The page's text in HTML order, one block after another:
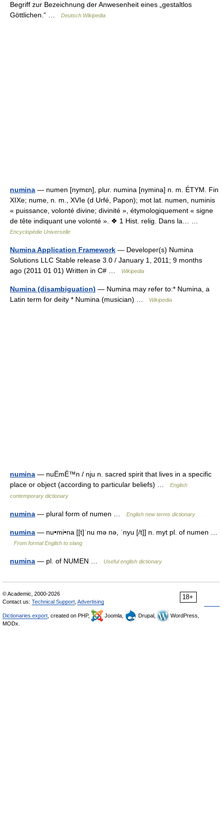
Begriff zur Bezeichnung der Anwesenheit eines „gestaltlos
Göttlichen.“ …
Deutsch Wikipedia
numina — numen [nymɛn], plur. numina [nymina] n. m. ÉTYM. Fin
XIXe; nume, n. m., XVIe (d Urfé, Papon); mot lat. numen, numinis
« puissance, volonté divine; divinité », étymologiquement « signe
de tête indiquant une volonté ». ❖ 1 Hist. relig. Dans la… …
Encyclopédie Universelle
Numina Application Framework — Developer(s) Numina
Solutions LLC Stable release 3.0 / January 1, 2011; 9 months
ago (2011 01 01) Written in C# …
Wikipedia
Numina (disambiguation) — Numina may refer to:* Numina, a
Latin term for deity * Numina (musician) …
Wikipedia
numina — nuËmÉ™n / nju n. sacred spirit that lives in a specific
place or object (according to particular beliefs) …
English
contemporary dictionary
numina — plural form of numen … English new terms dictionary
numina — nu•mi•na [[t]ˈnu mə nə, ˈnyu [/t]] n. myt pl. of numen …
From formal English to slang
numina — pl. of NUMEN … Useful english dictionary
18+
© Academic, 2000-2026
Contact us: Technical Support Advertising
Dictionaries export , created on PHP, Joomla, Drupal,
WordPress,
MODx.